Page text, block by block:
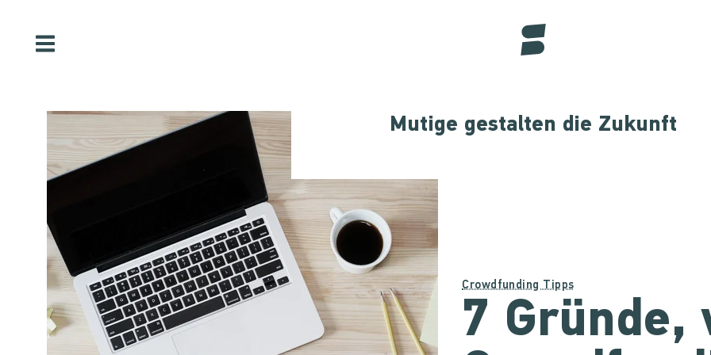
Mutige gestalten die Zukunft
Crowdfunding Tipps
7 Gründe,